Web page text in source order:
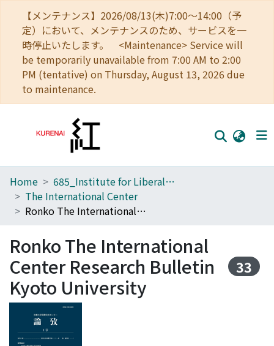
【メンテナンス】2026/08/13(木)7:00～14:00（予
定）において、メンテナンスのため、サービスを一
時停止いたします。 <Maintenance> Service will
be temporarily unavailable from 7:00 AM to 2:00
PM (tentative) on Thursday, August 13, 2026 due
to maintenance.
Home
Communities
Download Ranking
Access Statistics
Library Network
Home
685_Institute for Liberal Arts and Sciences
The International Center
Ronko The International Center Research Bulletin Kyoto University
Ronko The International
Center Research Bulletin
Kyoto University
33